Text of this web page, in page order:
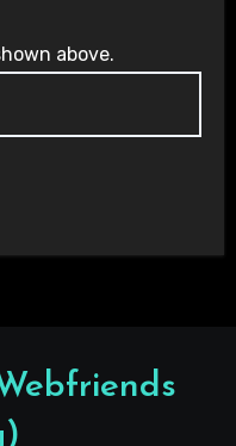
above.